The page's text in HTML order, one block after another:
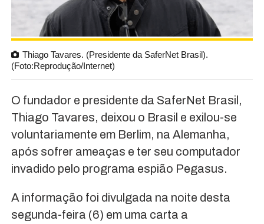
Thiago Tavares. (Presidente da SaferNet Brasil).
(Foto:Reprodução/Internet)
O fundador e presidente da SaferNet Brasil,
Thiago Tavares, deixou o Brasil e exilou-se
voluntariamente em Berlim, na Alemanha,
após sofrer ameaças e ter seu computador
invadido pelo programa espião Pegasus.
A informação foi divulgada na noite desta
segunda-feira (6) em uma carta a